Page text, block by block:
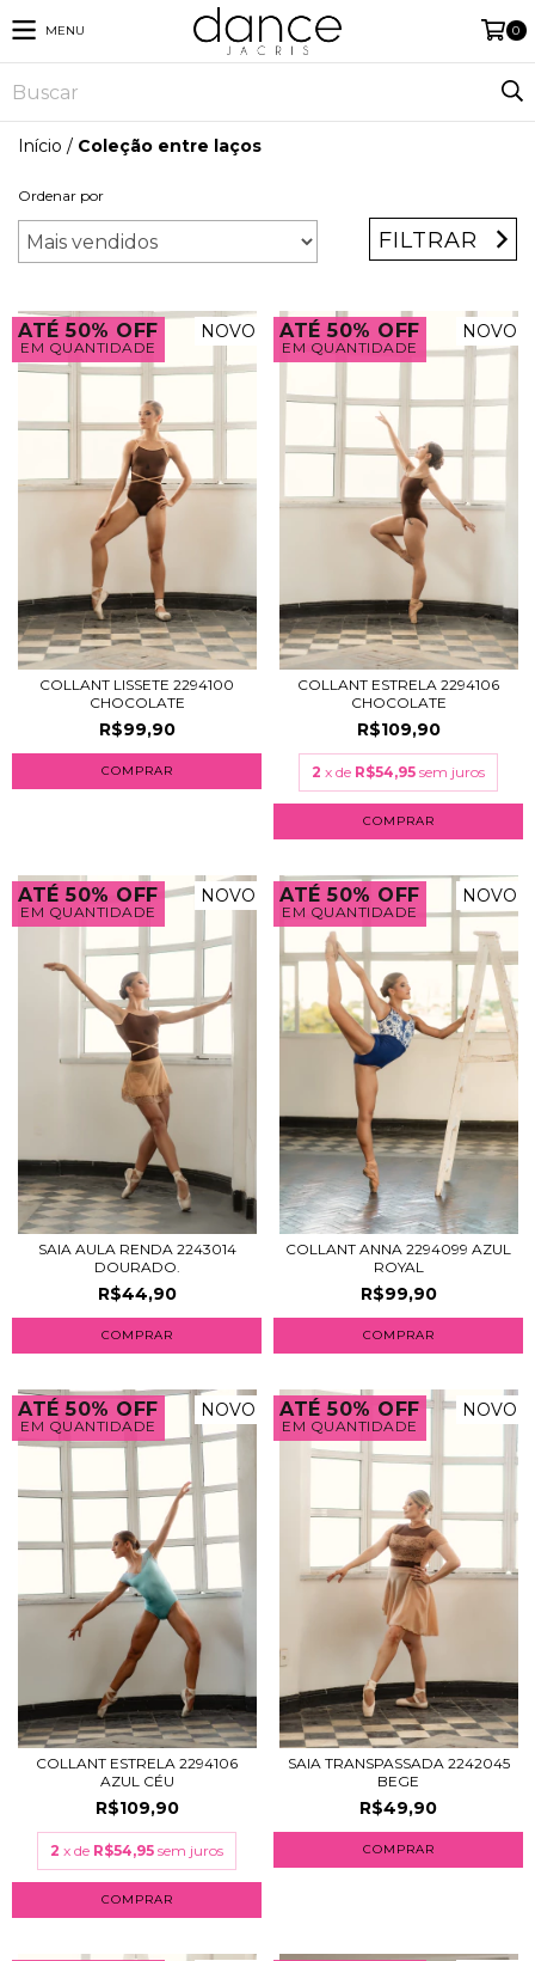
MENU 0
Início / Coleção entre laços
Ordenar por
FILTRAR
ATÉ 50% OFF
EM QUANTIDADE
NOVO
COLLANT LISSETE 2294100
CHOCOLATE
R$99,90
COMPRAR
ATÉ 50% OFF
EM QUANTIDADE
NOVO
COLLANT ESTRELA 2294106
CHOCOLATE
R$109,90
2 x de R$54,95 sem juros
COMPRAR
ATÉ 50% OFF
EM QUANTIDADE
NOVO
SAIA AULA RENDA 2243014
DOURADO.
R$44,90
COMPRAR
ATÉ 50% OFF
EM QUANTIDADE
NOVO
COLLANT ANNA 2294099 AZUL
ROYAL
R$99,90
COMPRAR
ATÉ 50% OFF
EM QUANTIDADE
NOVO
COLLANT ESTRELA 2294106
AZUL CÉU
R$109,90
2 x de R$54,95 sem juros
COMPRAR
ATÉ 50% OFF
EM QUANTIDADE
NOVO
SAIA TRANSPASSADA 2242045
BEGE
R$49,90
COMPRAR